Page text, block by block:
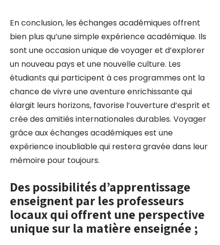
En conclusion, les échanges académiques offrent
bien plus qu’une simple expérience académique. Ils
sont une occasion unique de voyager et d’explorer
un nouveau pays et une nouvelle culture. Les
étudiants qui participent à ces programmes ont la
chance de vivre une aventure enrichissante qui
élargit leurs horizons, favorise l’ouverture d’esprit et
crée des amitiés internationales durables. Voyager
grâce aux échanges académiques est une
expérience inoubliable qui restera gravée dans leur
mémoire pour toujours.
Des possibilités d’apprentissage
enseignent par les professeurs
locaux qui offrent une perspective
unique sur la matière enseignée ;